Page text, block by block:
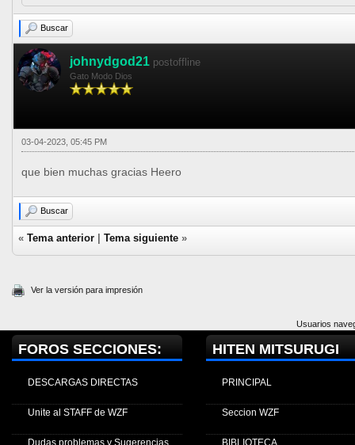
Buscar
johnydgod21 postoffline
Gato Modo Dios
03-04-2023, 05:45 PM
que bien muchas gracias Heero
Buscar
« Tema anterior Tema siguiente »
Ver la versión para impresión
Usuarios
FOROS SECCIONES:
DESCARGAS DIRECTAS
Unite al STAFF de WZF
Dudas problemas y Sugerencias
HITEN MITSURUGI
PRINCIPAL
Seccion WZF
BIBLIOTECA